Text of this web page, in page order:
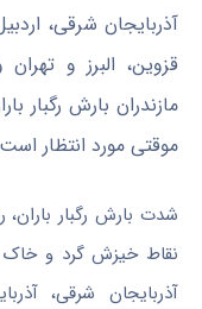
آذربایجان شرقی،
قزوین، البرز و
مازندران بارش رگبار
موقتی مورد انتظار
شدت بارش رگبار
نقاط خیزش گرد و خاک
آذربایجان شرقی،